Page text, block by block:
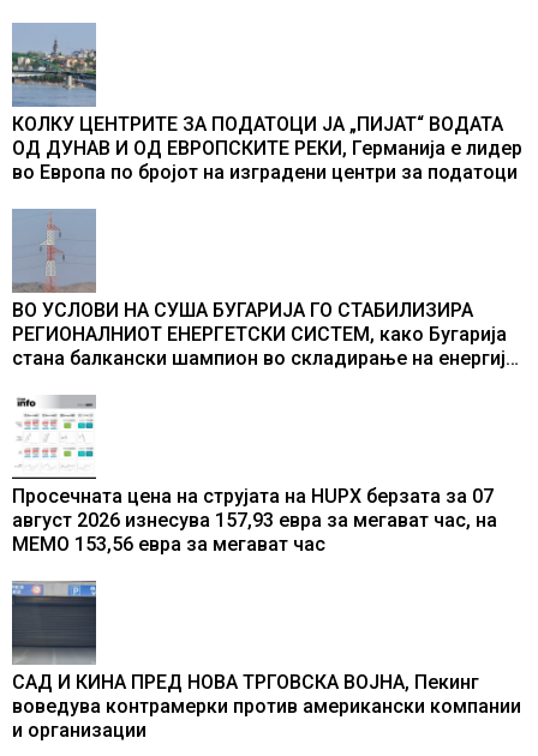
промени текот на историјата
КОЛКУ ЦЕНТРИТЕ ЗА ПОДАТОЦИ ЈА „ПИЈАТ“ ВОДАТА
ОД ДУНАВ И ОД ЕВРОПСКИТЕ РЕКИ, Германија е лидер
во Европа по бројот на изградени центри за податоци
ВО УСЛОВИ НА СУША БУГАРИЈА ГО СТАБИЛИЗИРА
РЕГИОНАЛНИОТ ЕНЕРГЕТСКИ СИСТЕМ, како Бугарија
стана балкански шампион во складирање на енергија
Просечната цена на струјата на HUPX берзата за 07
август 2026 изнесува 157,93 евра за мегават час, на
МЕМО 153,56 евра за мегават час
САД И КИНА ПРЕД НОВА ТРГОВСКА ВОЈНА, Пекинг
воведува контрамерки против американски компании
и организации